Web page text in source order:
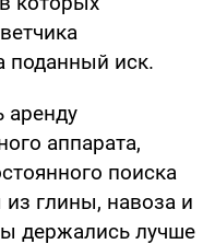
поданный иск.
аренду
аппарата,
поиска
глины, навоза и
держались лучше